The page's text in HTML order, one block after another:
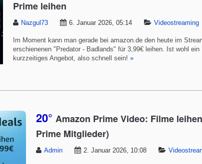
Prime leihen
Nazgul73 6. Januar 2026, 05:14 Videostreaming
Im Moment kann man gerade bei amazon.de den heute im
erschienenen "Predator - Badlands" für 3,99€ leihen. Ist wohl ein
kurzzeitiges Angebot, also schnell sein! »
20° Amazon Prime Video: Filme
Prime Mitglieder)
Admin 2. Januar 2026, 10:08